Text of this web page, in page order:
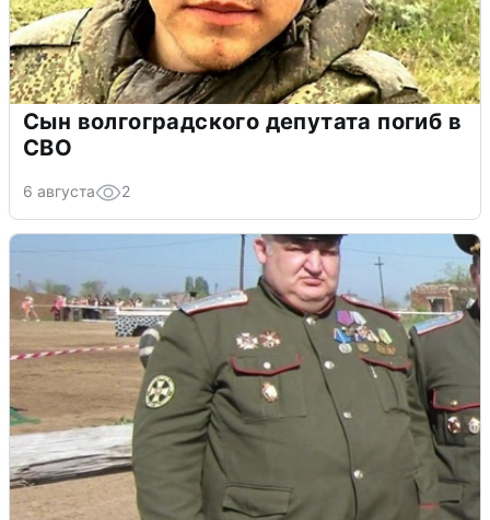
Сын волгоградского депутата погиб в
СВО
6 августа 2